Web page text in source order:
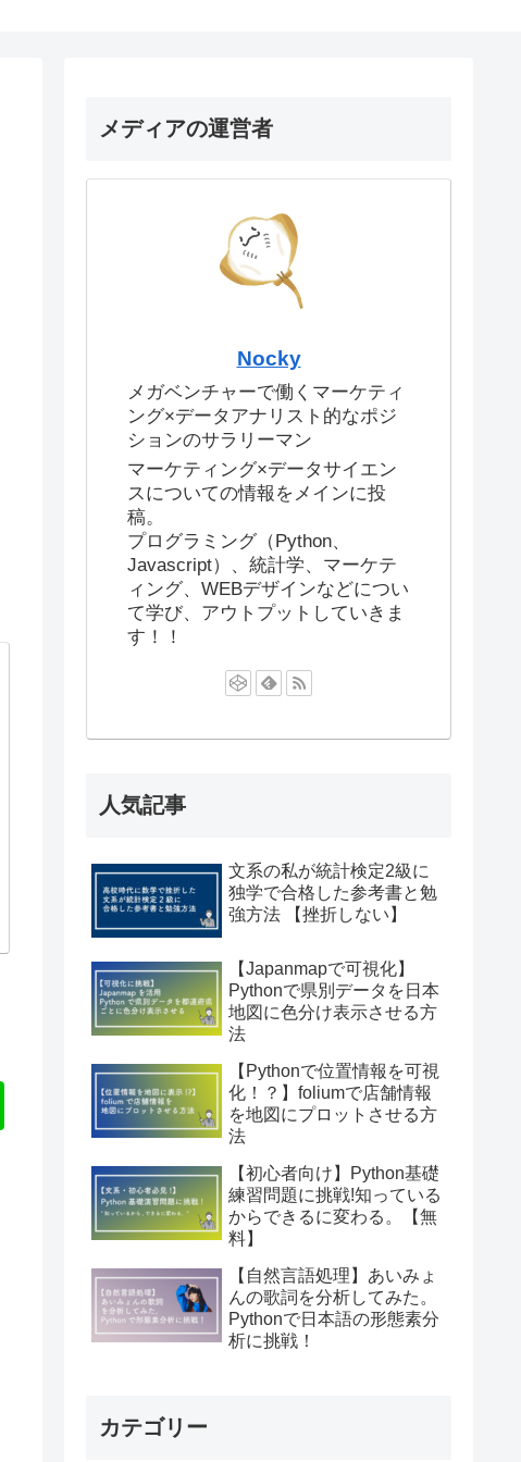
メディアの運営者
Nocky
メガベンチャーで働くマーケティ
ング×データアナリスト的なポジ
ションのサラリーマン
マーケティング×データサイエン
スについての情報をメインに投
稿。
プログラミング（Python、
Javascript）、統計学、マーケテ
ィング、WEBデザインなどについ
て学び、アウトプットしていきま
す！！
人気記事
文系の私が統計検定2級に
独学で合格した参考書と勉
強方法 【挫折しない】
【Japanmapで可視化】
Pythonで県別データを日本
地図に色分け表示させる方
法
【Pythonで位置情報を可視
化！？】foliumで店舗情報
を地図にプロットさせる方
法
【初心者向け】Python基礎
練習問題に挑戦!知っている
からできるに変わる。【無
料】
【自然言語処理】あいみょ
んの歌詞を分析してみた。
Pythonで日本語の形態素分
析に挑戦！
カテゴリー